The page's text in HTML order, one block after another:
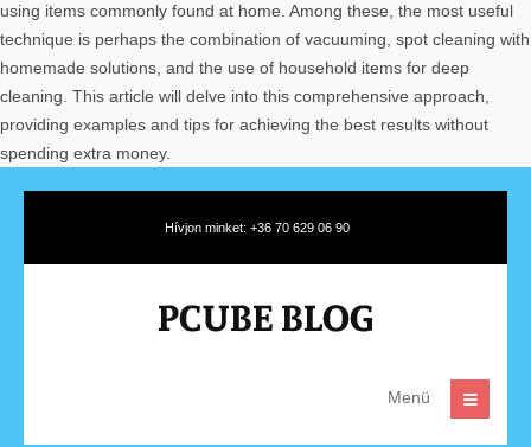
using items commonly found at home. Among these, the most useful
technique is perhaps the combination of vacuuming, spot cleaning with
homemade solutions, and the use of household items for deep
cleaning. This article will delve into this comprehensive approach,
providing examples and tips for achieving the best results without
spending extra money.
Hívjon minket: +36 70 629 06 90
Menü